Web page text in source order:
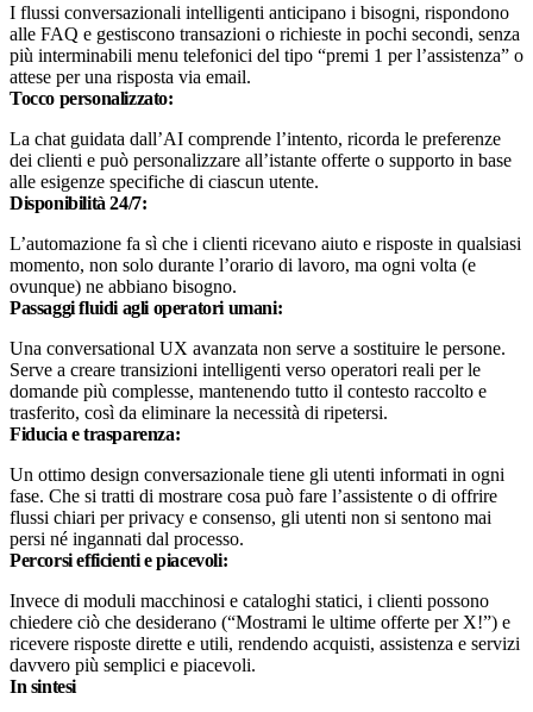
I flussi conversazionali intelligenti anticipano i bisogni, rispondono
alle FAQ e gestiscono transazioni o richieste in pochi secondi, senza
più interminabili menu telefonici del tipo “premi 1 per l’assistenza” o
attese per una risposta via email.
Tocco personalizzato:
La chat guidata dall’AI comprende l’intento, ricorda le preferenze
dei clienti e può personalizzare all’istante offerte o supporto in base
alle esigenze specifiche di ciascun utente.
Disponibilità 24/7:
L’automazione fa sì che i clienti ricevano aiuto e risposte in qualsiasi
momento, non solo durante l’orario di lavoro, ma ogni volta (e
ovunque) ne abbiano bisogno.
Passaggi fluidi agli operatori umani:
Una conversational UX avanzata non serve a sostituire le persone.
Serve a creare transizioni intelligenti verso operatori reali per le
domande più complesse, mantenendo tutto il contesto raccolto e
trasferito, così da eliminare la necessità di ripetersi.
Fiducia e trasparenza:
Un ottimo design conversazionale tiene gli utenti informati in ogni
fase. Che si tratti di mostrare cosa può fare l’assistente o di offrire
flussi chiari per privacy e consenso, gli utenti non si sentono mai
persi né ingannati dal processo.
Percorsi efficienti e piacevoli:
Invece di moduli macchinosi e cataloghi statici, i clienti possono
chiedere ciò che desiderano (“Mostrami le ultime offerte per X!”) e
ricevere risposte dirette e utili, rendendo acquisti, assistenza e servizi
davvero più semplici e piacevoli.
In sintesi